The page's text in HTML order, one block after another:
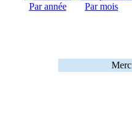
Par année Par mois